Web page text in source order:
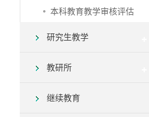
本科教育教学审核评估
研究生教学
教研所
继续教育